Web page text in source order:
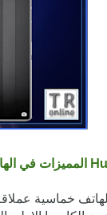
الهاتف خماسية